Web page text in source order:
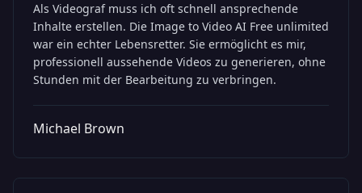
Als Videograf muss ich oft schnell ansprechende
Inhalte erstellen. Die Image to Video AI Free unlimited
war ein echter Lebensretter. Sie ermöglicht es mir,
professionell aussehende Videos zu generieren, ohne
Stunden mit der Bearbeitung zu verbringen.
Michael Brown